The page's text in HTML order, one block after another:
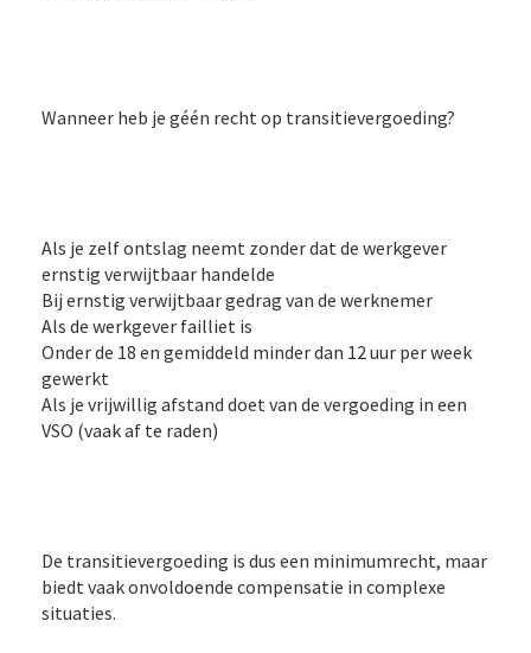
Wanneer heb je géén recht op transitievergoeding?
Als je zelf ontslag neemt zonder dat de werkgever
ernstig verwijtbaar handelde
Bij ernstig verwijtbaar gedrag van de werknemer
Als de werkgever failliet is
Onder de 18 en gemiddeld minder dan 12 uur per week
gewerkt
Als je vrijwillig afstand doet van de vergoeding in een
VSO (vaak af te raden)
De transitievergoeding is dus een minimumrecht, maar
biedt vaak onvoldoende compensatie in complexe
situaties.